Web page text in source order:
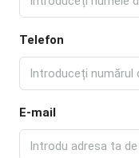
Telefon
E-mail